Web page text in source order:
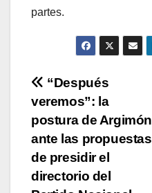
partes.
Navegación
de
entradas
“Después
veremos”: la
postura de Argimón
ante las propuestas
de presidir el
directorio del